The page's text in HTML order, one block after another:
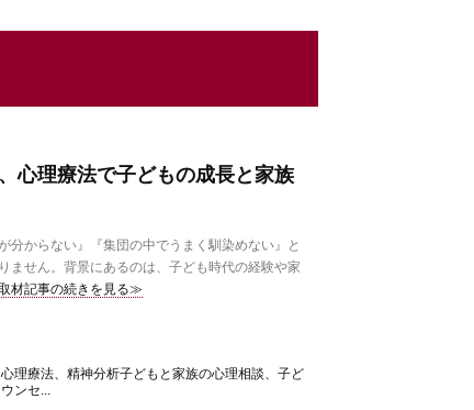
心理療法で子どもの成長と家族
からない』『集団の中でうまく馴染めない』と
ません。背景にあるのは、子ども時代の経験や家
材記事の続きを見る≫
理療法、精神分析子どもと家族の心理相談、子ど
ンセ...